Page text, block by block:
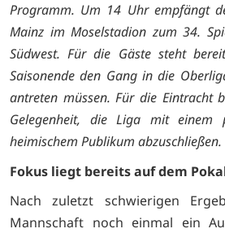
Programm. Um 14 Uhr empfängt
Mainz im Moselstadion zum 34.
Südwest. Für die Gäste steht
Saisonende den Gang in die
antreten müssen. Für die Eintracht
Gelegenheit, die Liga mit einem
heimischem Publikum abzuschließen.
Fokus liegt bereits auf dem
Nach zuletzt schwierigen
Mannschaft noch einmal ein